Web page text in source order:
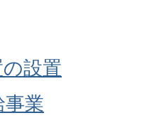
設置
業